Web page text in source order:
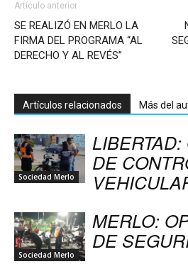
Artículo anterior
SE REALIZÓ EN MERLO LA
FIRMA DEL PROGRAMA “AL
DERECHO Y AL REVÉS”
Artículos relacionados Más del
Sociedad Merlo
DE
Sociedad Merlo
MERLO:
DE